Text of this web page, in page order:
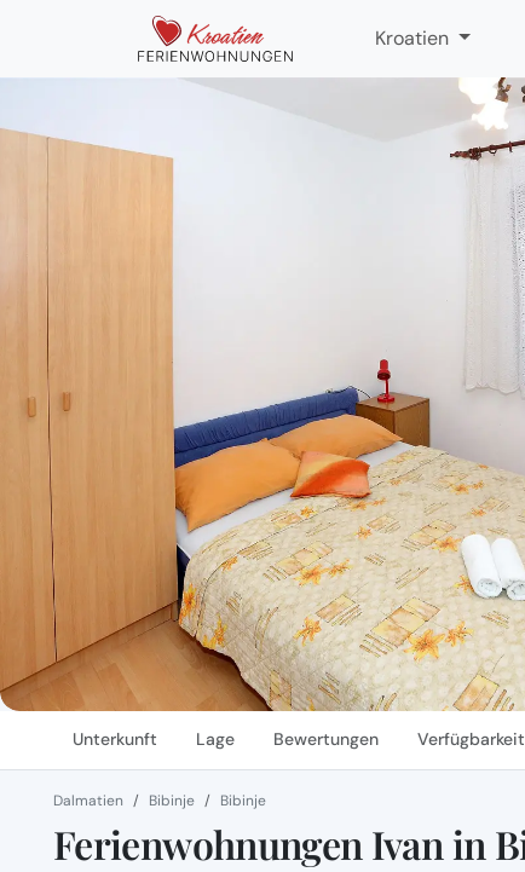
Kroatien
Unterkunft Lage Bewertungen Verfügbarkeit
Dalmatien Bibinje Bibinje
Ferienwohnungen Ivan in